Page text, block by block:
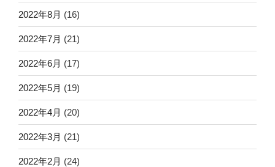
2022年8月 (16)
2022年7月 (21)
2022年6月 (17)
2022年5月 (19)
2022年4月 (20)
2022年3月 (21)
2022年2月 (24)